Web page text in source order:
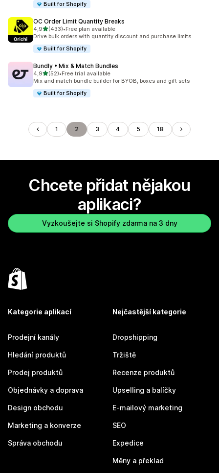
Built for Shopify
OC Order Limit Quantity Breaks
4,9z 5 hvězd
(433)
Celkový počet recenzí: 433
•Free plan available
Drive bulk orders with quantity discount and purchase limits
Built for Shopify
Bundly • Mix & Match Bundles
4,9z 5 hvězd
(52)
Celkový počet recenzí: 52
•Free trial available
Mix and match bundle builder for BYOB, boxes and gift sets
Built for Shopify
1 2 3 4 5 18
Chcete přidat nějakou
aplikaci?
Vyzkoušejte si Shopify zdarma na 3 dny
Kategorie aplikací
Prodejní kanály
Hledání produktů
Prodej produktů
Objednávky a doprava
Design obchodu
Marketing a konverze
Správa obchodu
Nejčastější kategorie
Dropshipping
Tržiště
Recenze produktů
Upselling a balíčky
E-mailový marketing
SEO
Expedice
Měny a překlad